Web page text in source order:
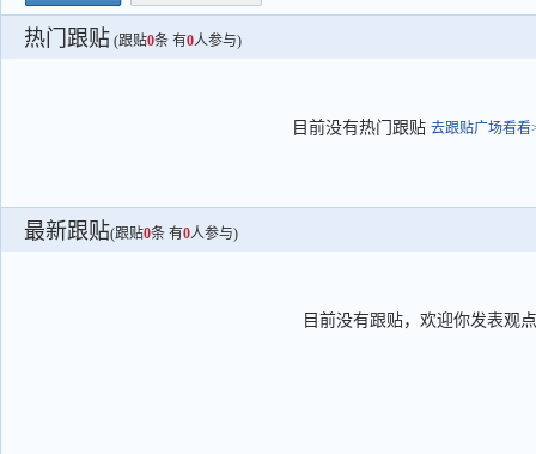
热门跟贴 (跟贴0条 有0人参与)
目前没有热门跟贴 去跟贴广场看看
最新跟贴(跟贴0条 有0人参与)
目前没有跟贴，欢迎你发表观点